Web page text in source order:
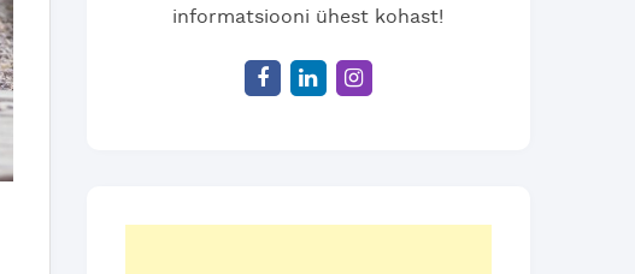
informatsiooni ühest kohast!